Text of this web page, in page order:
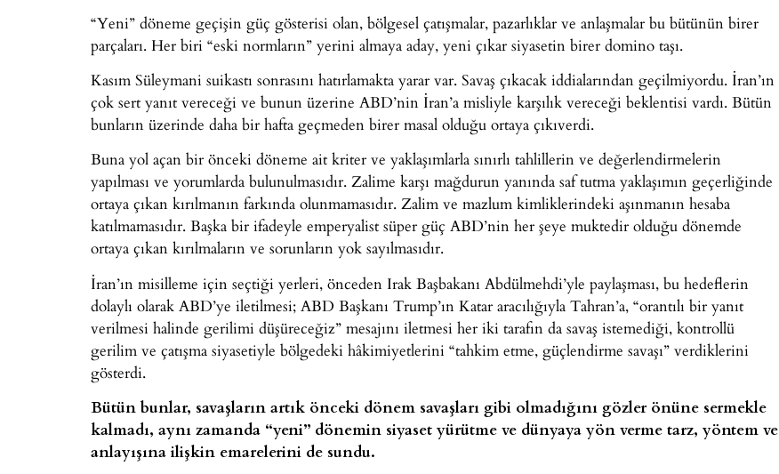
“Yeni” döneme geçişin güç gösterisi olan, bölgesel çatışmalar, pazarlıklar ve anlaşmalar bu bütünün birer
parçaları. Her biri “eski normların” yerini almaya aday, yeni çıkar siyasetin birer domino taşı.
Kasım Süleymani suikastı sonrasını hatırlamakta yarar var. Savaş çıkacak iddialarından geçilmiyordu. İran’ın
çok sert yanıt vereceği ve bunun üzerine ABD’nin İran’a misliyle karşılık vereceği beklentisi vardı. Bütün
bunların üzerinde daha bir hafta geçmeden birer masal olduğu ortaya çıkıverdi.
Buna yol açan bir önceki döneme ait kriter ve yaklaşımlarla sınırlı tahlillerin ve değerlendirmelerin
yapılması ve yorumlarda bulunulmasıdır. Zalime karşı mağdurun yanında saf tutma yaklaşımın geçerliğinde
ortaya çıkan kırılmanın farkında olunmamasıdır. Zalim ve mazlum kimliklerindeki aşınmanın hesaba
katılmamasıdır. Başka bir ifadeyle emperyalist süper güç ABD’nin her şeye muktedir olduğu dönemde
ortaya çıkan kırılmaların ve sorunların yok sayılmasıdır.
İran’ın misilleme için seçtiği yerleri, önceden Irak Başbakanı Abdülmehdi’yle paylaşması, bu hedeflerin
dolaylı olarak ABD’ye iletilmesi; ABD Başkanı Trump’ın Katar aracılığıyla Tahran’a, “orantılı bir yanıt
verilmesi halinde gerilimi düşüreceğiz” mesajını iletmesi her iki tarafın da savaş istemediği, kontrollü
gerilim ve çatışma siyasetiyle bölgedeki hâkimiyetlerini “tahkim etme, güçlendirme savaşı” verdiklerini
gösterdi.
Bütün bunlar, savaşların artık önceki dönem savaşları gibi olmadığını gözler önüne sermekle
kalmadı, aynı zamanda “yeni” dönemin siyaset yürütme ve dünyaya yön verme tarz, yöntem ve
anlayışına ilişkin emarelerini de sundu.